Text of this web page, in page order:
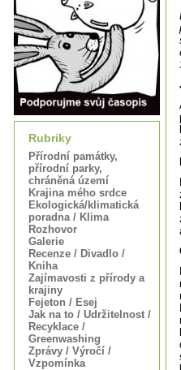
Rubriky
Přírodní památky,
přírodní parky,
chráněná území
Krajina mého srdce
Ekologická/klimatická
poradna / Klima
Rozhovor
Galerie
Recenze / Divadlo /
Kniha
Zajímavosti z přírody a
krajiny
Fejeton / Esej
Jak na to / Udržitelnost /
Recyklace /
Greenwashing
Zprávy / Výročí /
Vzpomínka